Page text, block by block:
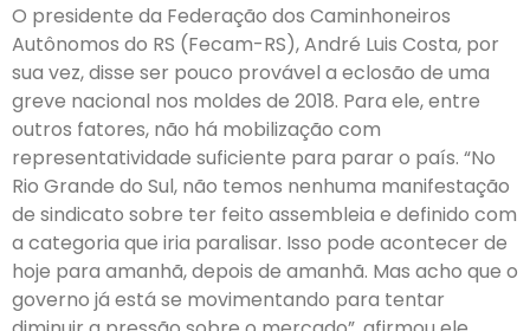
O presidente da Federação dos Caminhoneiros
Autônomos do RS (Fecam-RS), André Luis Costa, por
sua vez, disse ser pouco provável a eclosão de uma
greve nacional nos moldes de 2018. Para ele, entre
outros fatores, não há mobilização com
representatividade suficiente para parar o país. “No
Rio Grande do Sul, não temos nenhuma manifestação
de sindicato sobre ter feito assembleia e definido com
a categoria que iria paralisar. Isso pode acontecer de
hoje para amanhã, depois de amanhã. Mas acho que o
governo já está se movimentando para tentar